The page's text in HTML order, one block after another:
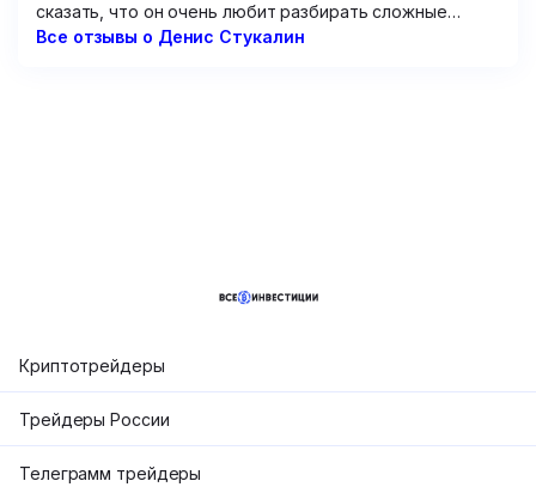
сказать, что он очень любит разбирать сложные
графики. Но от этого очень мало толку. Рассуждения
Все отзывы о Денис Стукалин
Криптотрейдеры
Трейдеры России
Телеграмм трейдеры